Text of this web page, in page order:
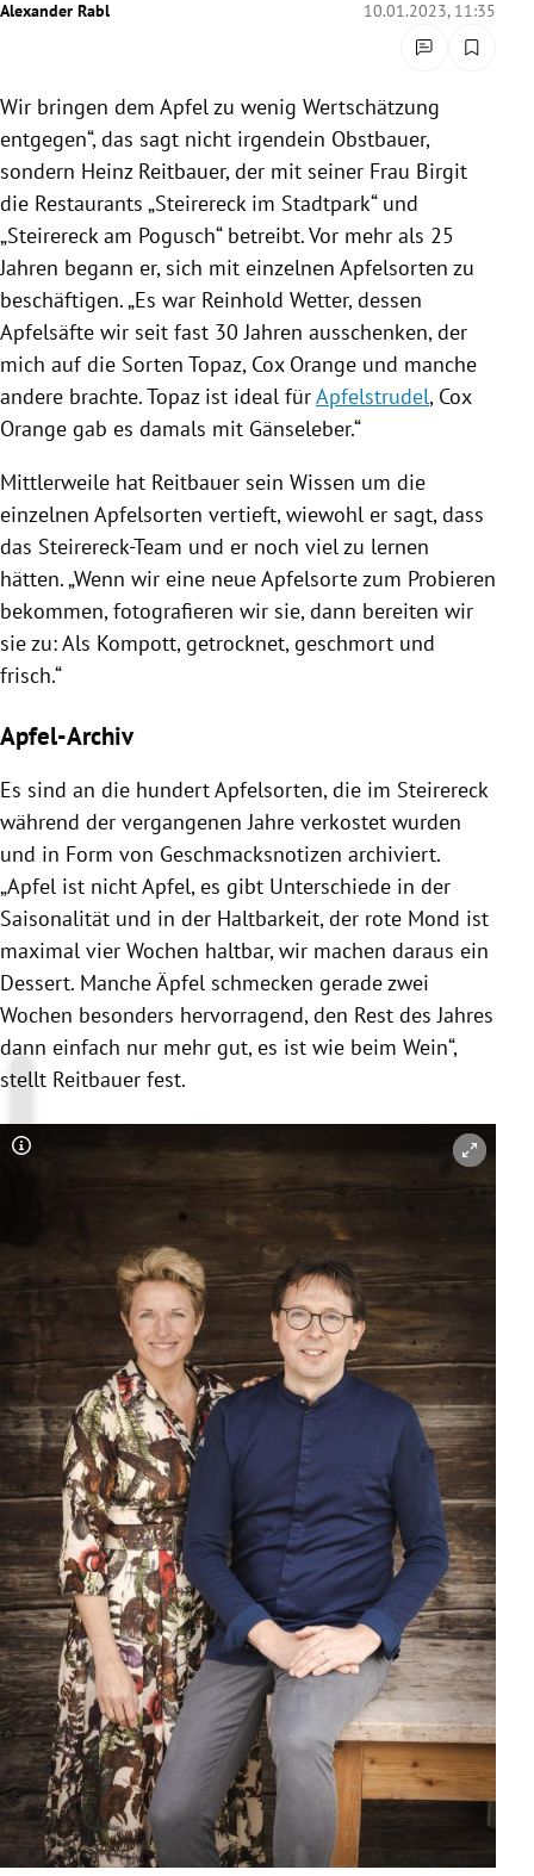
Untermenü
Untermenü
Alexander Rabl 10.01.2023, 11:35
Wir bringen dem Apfel zu wenig Wertschätzung
entgegen“, das sagt nicht irgendein Obstbauer,
sondern Heinz Reitbauer, der mit seiner Frau Birgit
die Restaurants „Steirereck im Stadtpark“ und
„Steirereck am Pogusch“ betreibt. Vor mehr als 25
Jahren begann er, sich mit einzelnen Apfelsorten zu
beschäftigen. „Es war Reinhold Wetter, dessen
Apfelsäfte wir seit fast 30 Jahren ausschenken, der
mich auf die Sorten Topaz, Cox Orange und manche
andere brachte. Topaz ist ideal fürApfelstrudel, Cox
Orange gab es damals mit Gänseleber.“
Mittlerweile hat Reitbauer sein Wissen um die
einzelnen Apfelsorten vertieft, wiewohl er sagt, dass
das Steirereck-Team und er noch viel zu lernen
hätten. „Wenn wir eine neue Apfelsorte zum Probieren
bekommen, fotografieren wir sie, dann bereiten wir
sie zu: Als Kompott, getrocknet, geschmort und
frisch.“
Apfel-Archiv
Es sind an die hundert Apfelsorten, die im Steirereck
während der vergangenen Jahre verkostet wurden
und in Form von Geschmacksnotizen archiviert.
„Apfel ist nicht Apfel, es gibt Unterschiede in der
Saisonalität und in der Haltbarkeit, der rote Mond ist
maximal vier Wochen haltbar, wir machen daraus ein
Dessert. Manche Äpfel schmecken gerade zwei
Wochen besonders hervorragend, den Rest des Jahres
dann einfach nur mehr gut, es ist wie beim Wein“,
stellt Reitbauer fest.
Copyright-Hinweis öffnen/schließen